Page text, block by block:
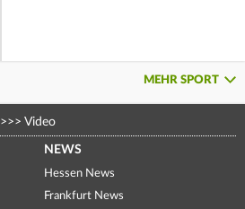
MEHR SPORT
>>> Video
NEWS
Hessen News
Frankfurt News